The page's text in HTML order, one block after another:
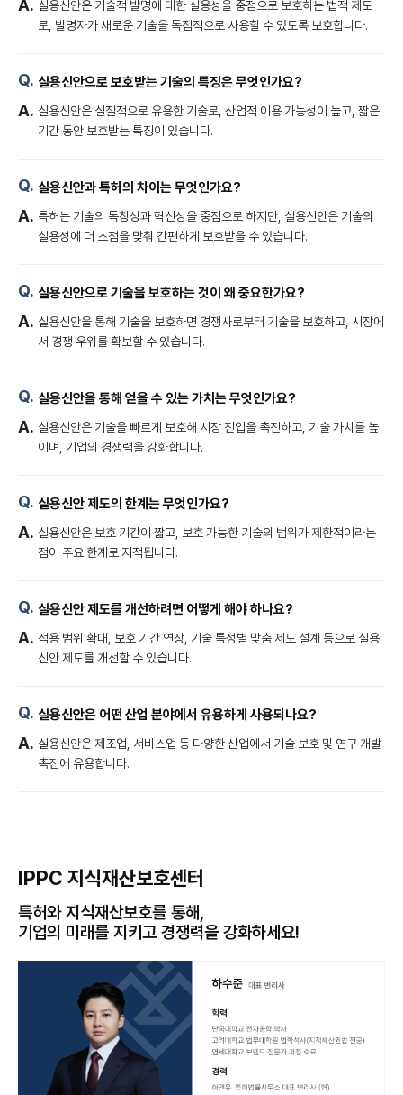
실용신안은 기술적 발명에 대한 실용성을 중점으로 보호하는 법적 제도
로, 발명자가 새로운 기술을 독점적으로 사용할 수 있도록 보호합니다.
실용신안으로 보호받는 기술의 특징은 무엇인가요?
실용신안은 실질적으로 유용한 기술로, 산업적 이용 가능성이 높고, 짧은
기간 동안 보호받는 특징이 있습니다.
실용신안과 특허의 차이는 무엇인가요?
특허는 기술의 독창성과 혁신성을 중점으로 하지만, 실용신안은 기술의
실용성에 더 초점을 맞춰 간편하게 보호받을 수 있습니다.
실용신안으로 기술을 보호하는 것이 왜 중요한가요?
실용신안을 통해 기술을 보호하면 경쟁사로부터 기술을 보호하고, 시장에
서 경쟁 우위를 확보할 수 있습니다.
실용신안을 통해 얻을 수 있는 가치는 무엇인가요?
실용신안은 기술을 빠르게 보호해 시장 진입을 촉진하고, 기술 가치를 높
이며, 기업의 경쟁력을 강화합니다.
실용신안 제도의 한계는 무엇인가요?
실용신안은 보호 기간이 짧고, 보호 가능한 기술의 범위가 제한적이라는
점이 주요 한계로 지적됩니다.
실용신안 제도를 개선하려면 어떻게 해야 하나요?
적용 범위 확대, 보호 기간 연장, 기술 특성별 맞춤 제도 설계 등으로 실용
신안 제도를 개선할 수 있습니다.
실용신안은 어떤 산업 분야에서 유용하게 사용되나요?
실용신안은 제조업, 서비스업 등 다양한 산업에서 기술 보호 및 연구 개발
촉진에 유용합니다.
IPPC 지식재산보호센터
특허와 지식재산보호를 통해,
기업의 미래를 지키고 경쟁력을 강화하세요!